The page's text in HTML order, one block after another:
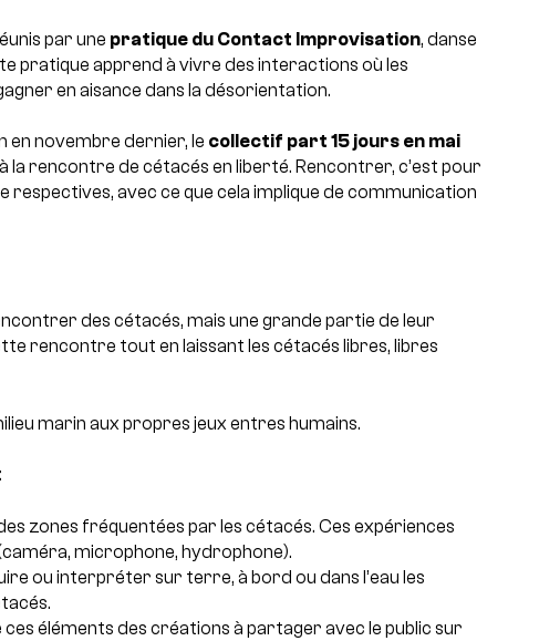
par une pratique du Contact Improvisation, danse
pratique apprend à vivre des interactions où les
en aisance dans la désorientation.
en novembre dernier, le collectif part 15 jours en mai
la rencontre de cétacés en liberté. Rencontrer, c’est pour
respectives, avec ce que cela implique de communication
des cétacés, mais une grande partie de leur
rencontre tout en laissant les cétacés libres, libres
marin aux propres jeux entres humains.
zones fréquentées par les cétacés. Ces expériences
microphone, hydrophone).
ou interpréter sur terre, à bord ou dans l’eau les
éléments des créations à partager avec le public sur